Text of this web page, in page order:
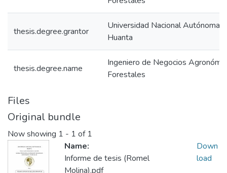
thesis.degree.grantor
Universidad Nacional Autónoma
Huanta
thesis.degree.name
Ingeniero de Negocios
Forestales
Files
Original bundle
Now showing 1 - 1 of 1
Name:
Informe de tesis (Romel
Molina).pdf
Down
load